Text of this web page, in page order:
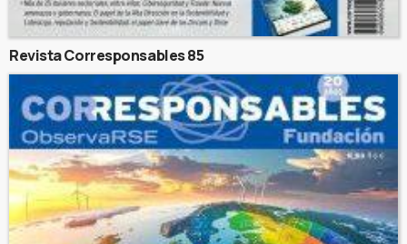
Revista Corresponsables 85